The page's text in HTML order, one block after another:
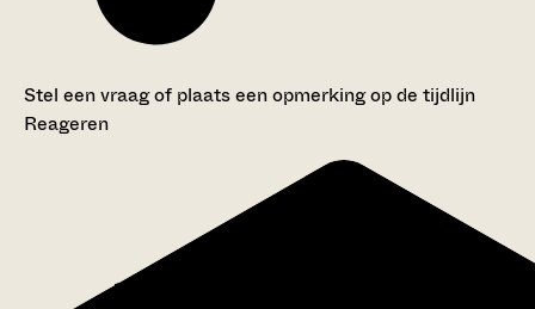
Stel een vraag of plaats een opmerking op de tijdlijn
Reageren